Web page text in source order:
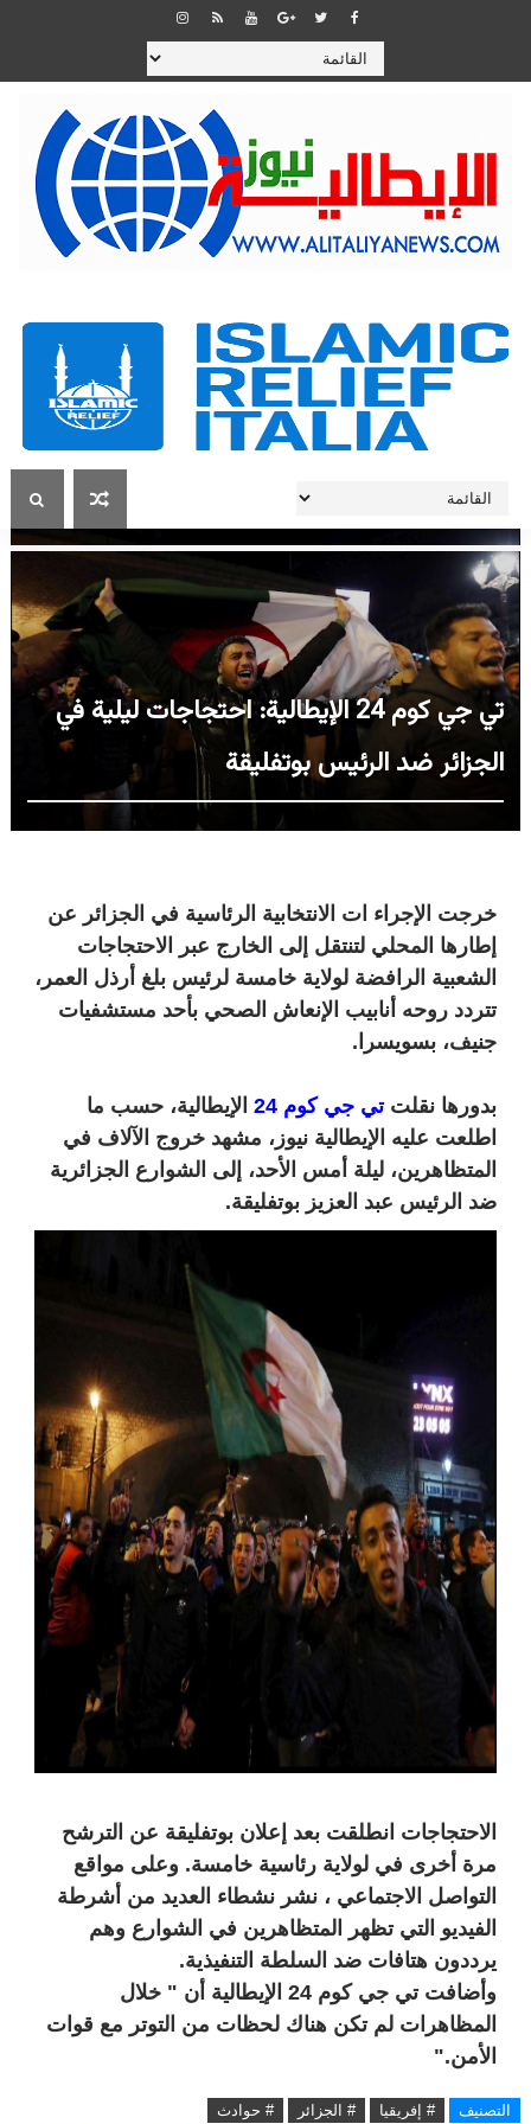
تي جي كوم 24 الإيطالية: احتجاجات ليلية في
الجزائر ضد الرئيس بوتفليقة
خرجت الإجراء ات الانتخابية الرئاسية في الجزائر عن
إطارها المحلي لتنتقل إلى الخارج عبر الاحتجاجات
الشعبية الرافضة لولاية خامسة لرئيس بلغ أرذل العمر،
تتردد روحه أنابيب الإنعاش الصحي بأحد مستشفيات
جنيف، بسويسرا.
بدورها نقلتتي جي كوم 24
الإيطالية، حسب ما
اطلعت عليه الإيطالية نيوز، مشهد خروج الآلاف في
المتظاهرين، ليلة أمس الأحد، إلى الشوارع الجزائرية
ضد الرئيس عبد العزيز بوتفليقة.
لاحتجاجات انطلقت بعد إعلان بوتفليقة عن الترشح
مرة أخرى في لولاية رئاسية خامسة. وعلى مواقع
التواصل الاجتماعي ، نشر نشطاء العديد من أشرطة
الفيديو التي تظهر المتظاهرين في الشوارع وهم
يرددون هتافات ضد السلطة التنفيذية.
وأضافت تي جي كوم 24 الإيطالية أن " خلال
المظاهرات لم تكن هناك لحظات من التوتر مع قوات
الأمن."
التصنيف # إفريقيا # الجزائر # حوادث